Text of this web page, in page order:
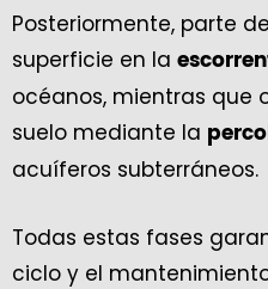
Posteriormente, parte
superficie en la
océanos, mientras que
suelo mediante la
acuíferos subterráneos.
Todas estas fases
ciclo y el